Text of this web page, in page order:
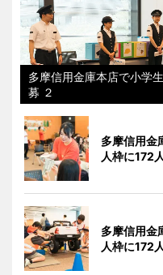
多摩信用金庫本店で小学
募 ２
多摩信用
人枠に172
多摩信用
人枠に172